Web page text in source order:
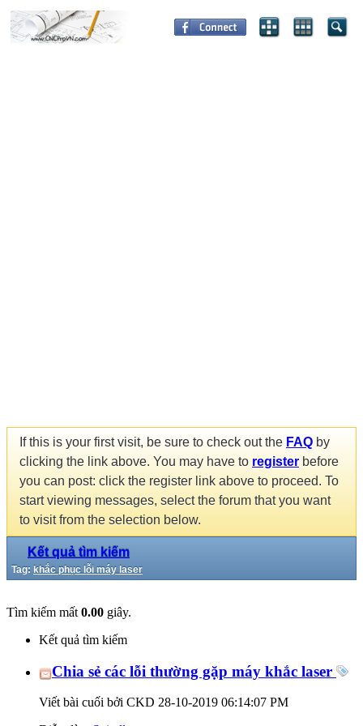
If this is your first visit, be sure to check out the FAQ by
clicking the link above. You may have to register before
you can post: click the register link above to proceed. To
start viewing messages, select the forum that you want
to visit from the selection below.
Kết quả tìm kiếm
Tag: khắc phục lỗi máy laser
Tìm kiếm mất 0.00 giây.
Kết quả tìm kiếm
Chia sẻ các lỗi thường gặp máy khắc laser
Viết bài cuối bởi CKD 28-10-2019 06:14:07 PM